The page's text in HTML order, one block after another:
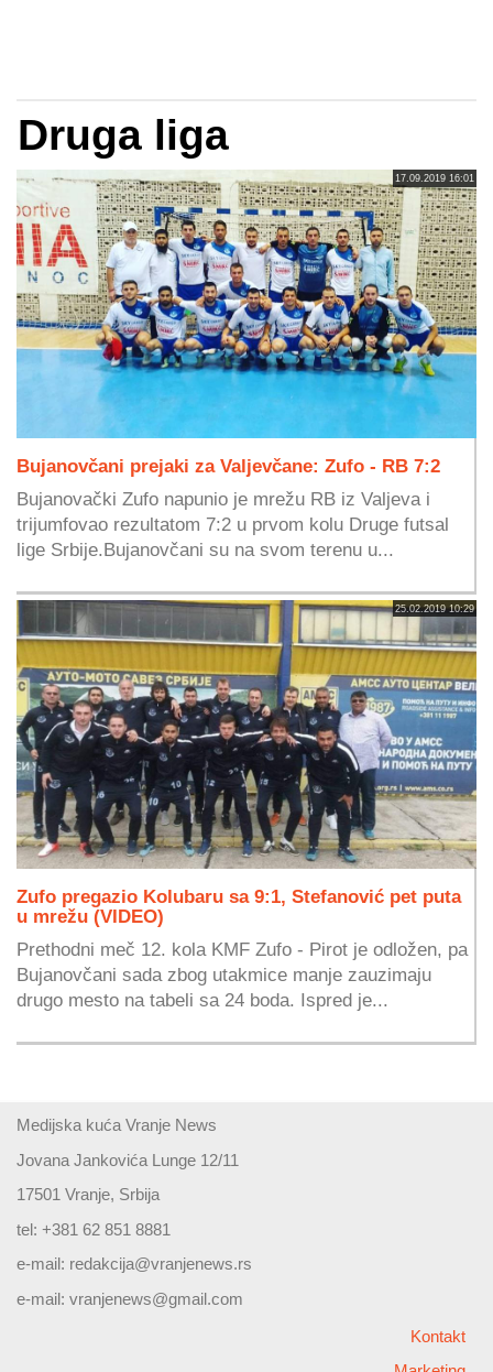
Druga liga
17.09.2019 16:01
Bujanovčani prejaki za Valjevčane: Zufo - RB 7:2
Bujanovački Zufo napunio je mrežu RB iz Valjeva i
trijumfovao rezultatom 7:2 u prvom kolu Druge futsal
lige Srbije.Bujanovčani su na svom terenu u...
25.02.2019 10:29
Zufo pregazio Kolubaru sa 9:1, Stefanović pet puta
u mrežu (VIDEO)
Prethodni meč 12. kola KMF Zufo - Pirot je odložen, pa
Bujanovčani sada zbog utakmice manje zauzimaju
drugo mesto na tabeli sa 24 boda. Ispred je...
Medijska kuća Vranje News
Jovana Jankovića Lunge 12/11
17501 Vranje, Srbija
tel: +381 62 851 8881
e-mail: redakcija@vranjenews.rs
e-mail: vranjenews@gmail.com
Kontakt